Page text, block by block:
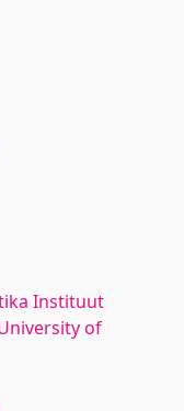
Instituut
of